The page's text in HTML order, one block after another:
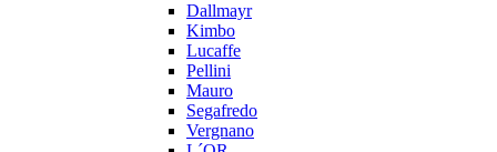
Dallmayr
Kimbo
Lucaffe
Pellini
Mauro
Segafredo
Vergnano